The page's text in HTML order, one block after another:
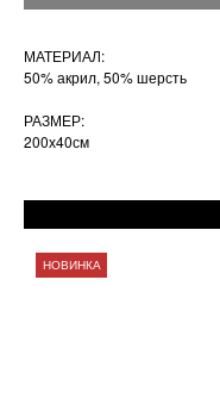
МАТЕРИАЛ:
50% акрил, 50% шерсть
РАЗМЕР:
200х40см
НОВИНКА